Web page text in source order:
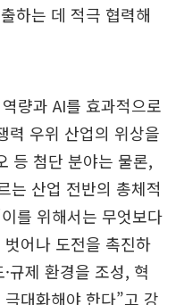
하는 데 적극 협력해
량과 AI를 효과적으로
력 우위 산업의 위상을
등 첨단 분야는 물론,
는 산업 전반의 총체적
를 위해서는 무엇보다
어나 도전을 촉진하
규제 환경을 조성, 혁
대화해야 한다”고 강